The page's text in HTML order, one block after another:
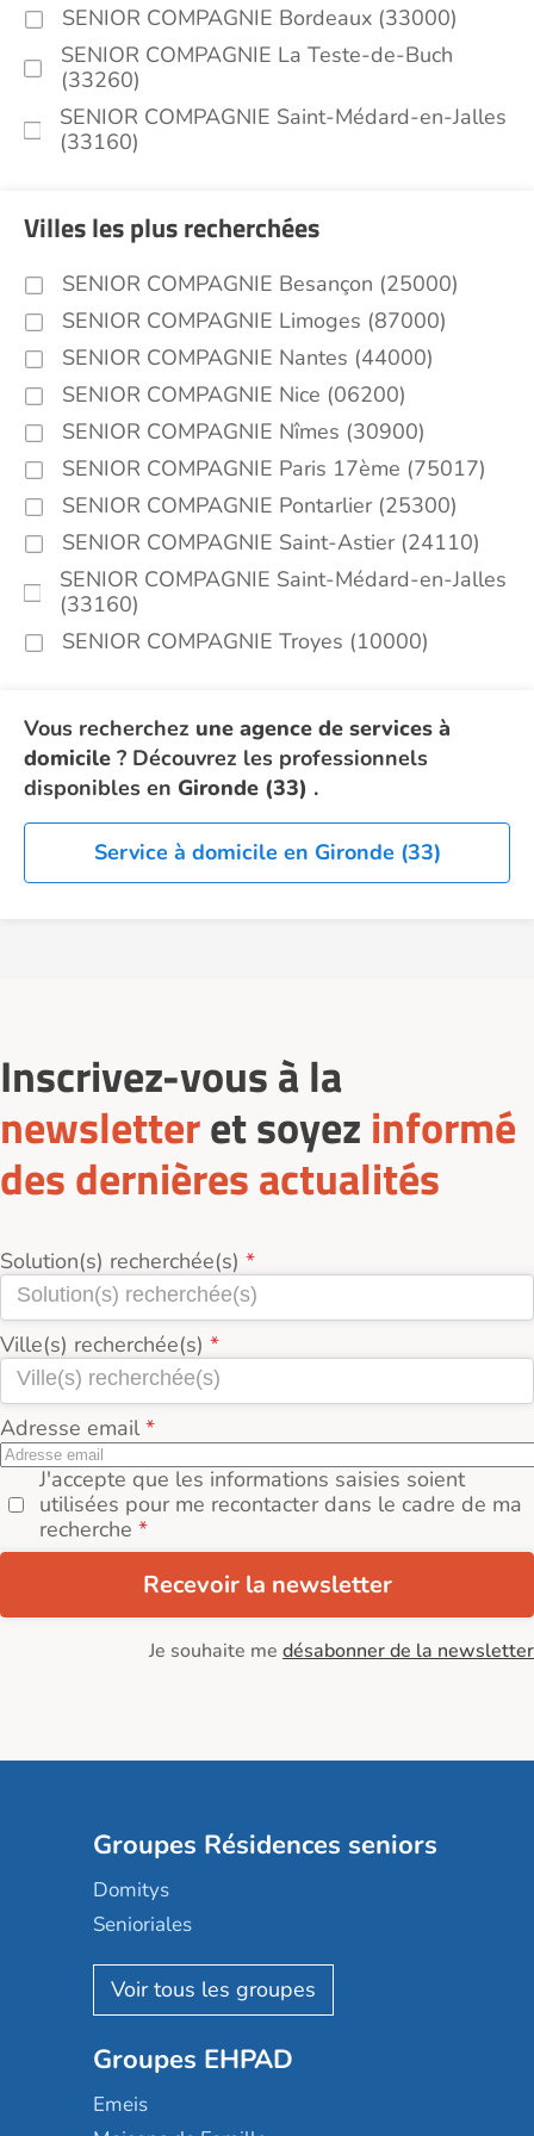
SENIOR COMPAGNIE Bordeaux (33000)
SENIOR COMPAGNIE La Teste-de-Buch
(33260)
SENIOR COMPAGNIE Saint-Médard-en-Jalles
(33160)
Villes les plus recherchées
SENIOR COMPAGNIE Besançon (25000)
SENIOR COMPAGNIE Limoges (87000)
SENIOR COMPAGNIE Nantes (44000)
SENIOR COMPAGNIE Nice (06200)
SENIOR COMPAGNIE Nîmes (30900)
SENIOR COMPAGNIE Paris 17ème (75017)
SENIOR COMPAGNIE Pontarlier (25300)
SENIOR COMPAGNIE Saint-Astier (24110)
SENIOR COMPAGNIE Saint-Médard-en-Jalles
(33160)
SENIOR COMPAGNIE Troyes (10000)
Vous recherchez une agence de services à
domicile ? Découvrez les professionnels
disponibles en Gironde (33) .
Service à domicile en Gironde (33)
Inscrivez-vous à la
newsletteret soyez informé
des dernières actualités
Solution(s) recherchée(s)
Ville(s) recherchée(s)
Adresse email
J'accepte que les informations saisies soient
utilisées pour me recontacter dans le cadre de ma
recherche
Recevoir la newsletter
Je souhaite me désabonner de la newsletter
Groupes Résidences seniors
Domitys
Senioriales
Nohée
Les Résidentiels
Mobicap
Domusvi
Groupes EHPAD
Emeis